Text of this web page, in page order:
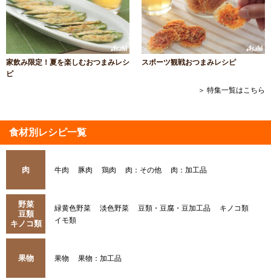
家飲み限定！夏を楽しむおつまみレシ
ピ
スポーツ観戦おつまみレシピ
＞ 特集一覧はこちら
食材別レシピ一覧
肉 牛肉 豚肉 鶏肉 肉：その他 肉：加工品
野菜
豆類
キノコ類
緑黄色野菜 淡色野菜 豆類・豆腐・豆加工品
キノコ類
イモ類
果物 果物 果物：加工品